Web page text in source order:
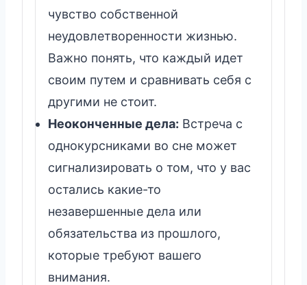
чувство собственной
неудовлетворенности жизнью.
Важно понять, что каждый идет
своим путем и сравнивать себя с
другими не стоит.
Неоконченные дела: Встреча с
однокурсниками во сне может
сигнализировать о том, что у вас
остались какие-то
незавершенные дела или
обязательства из прошлого,
которые требуют вашего
внимания.